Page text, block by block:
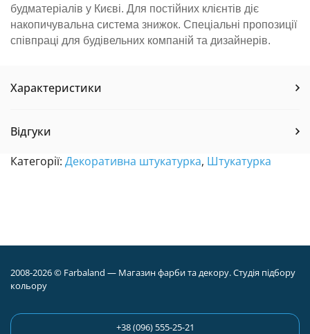
будматеріалів у Києві. Для постійних клієнтів діє
накопичувальна система знижок. Спеціальні пропозиції
співпраці для будівельних компаній та дизайнерів.
Характеристики
Відгуки
Категорії: Декоративна штукатурка, Штукатурка
2008-2026 © Farbaland — Магазин фарби та декору. Студія підбору
кольору
+38 (096) 555-25-21